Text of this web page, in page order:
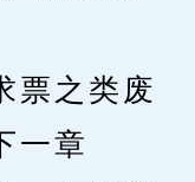
之类废
一章